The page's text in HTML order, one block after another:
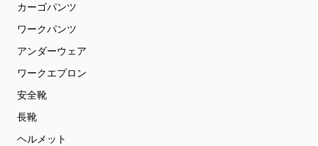
カーゴパンツ
ワークパンツ
アンダーウェア
ワークエプロン
安全靴
長靴
ヘルメット